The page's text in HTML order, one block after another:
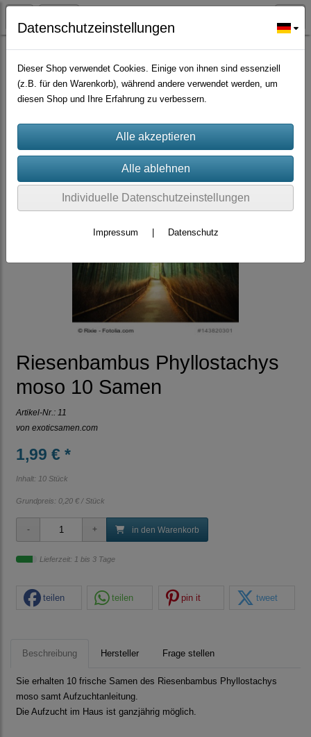
Bambus/Gräser
Riesenbambus Phyllostachys
moso 10 Samen
Artikel-Nr.: 11
von exoticsamen.com
1,99 € *
Inhalt: 10 Stück
Grundpreis: 0,20 € / Stück
in den Warenkorb
Lieferzeit: 1 bis 3 Tage
teilen teilen pin it tweet
Beschreibung Hersteller Frage stellen
Sie erhalten 10 frische Samen des Riesenbambus Phyllostachys
moso samt Aufzuchtanleitung.
Die Aufzucht im Haus ist ganzjährig möglich.
Datenschutzeinstellungen
Dieser Shop verwendet Cookies. Einige von ihnen sind essenziell
(z.B. für den Warenkorb), während andere verwendet werden, um
diesen Shop und Ihre Erfahrung zu verbessern.
Individuelle Datenschutzeinstellungen
Impressum Datenschutz